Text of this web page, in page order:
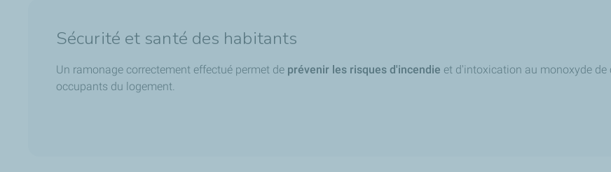
Sécurité et santé des habitants
Un ramonage correctement effectué permet de prévenir les risques d'incendie et d'intoxication au monoxyde
occupants du logement.